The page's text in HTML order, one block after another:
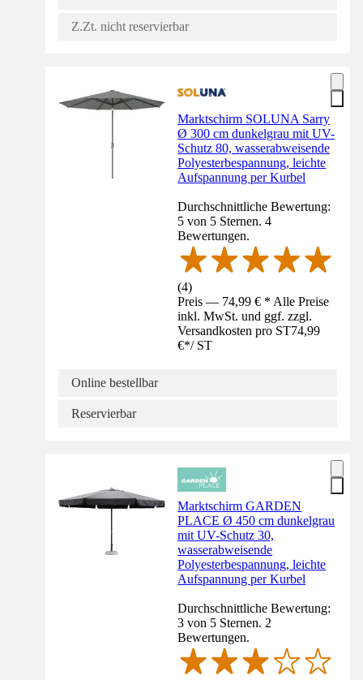
Z.Zt. nicht reservierbar
Marktschirm SOLUNA Sarry
Ø 300 cm dunkelgrau mit UV-
Schutz 80, wasserabweisende
Polyesterbespannung, leichte
Aufspannung per Kurbel
Durchschnittliche Bewertung:
5 von 5 Sternen. 4
Bewertungen.
(4)
Preis — 74,99 € * Alle Preise
inkl. MwSt. und ggf. zzgl.
Versandkosten pro ST74,99
€*/ ST
Online bestellbar
Reservierbar
Marktschirm GARDEN
PLACE Ø 450 cm dunkelgrau
mit UV-Schutz 30,
wasserabweisende
Polyesterbespannung, leichte
Aufspannung per Kurbel
Durchschnittliche Bewertung:
3 von 5 Sternen. 2
Bewertungen.